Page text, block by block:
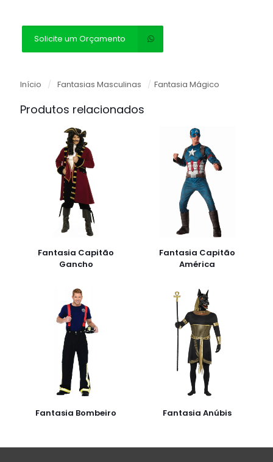
Solicite um Orçamento
Início / Fantasias Masculinas / Fantasia Mágico
Produtos relacionados
Fantasia Capitão
Gancho
Fantasia Capitão
América
Fantasia Bombeiro Fantasia Anúbis